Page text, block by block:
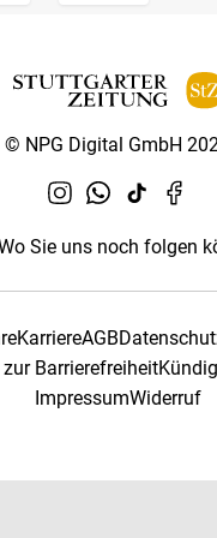
© NPG Digital GmbH
Sie uns noch folgen
KarriereAGB
Barrierefreiheit
ImpressumWiderruf